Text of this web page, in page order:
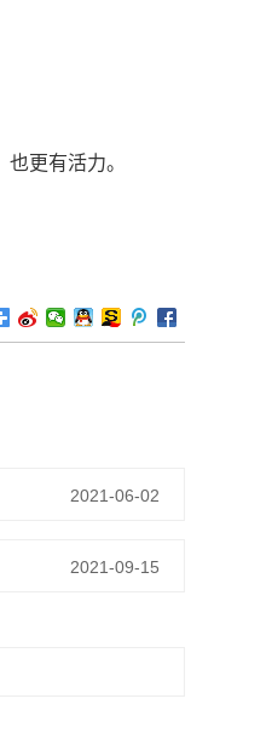
更有活力。
2021-06-02
2021-09-15